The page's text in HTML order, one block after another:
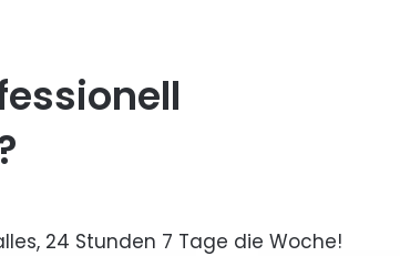
24 Stunden 7 Tage die Woche!